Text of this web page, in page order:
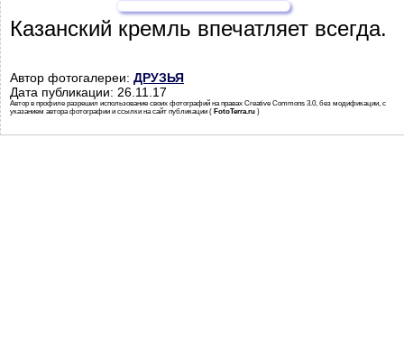
Казанский кремль впечатляет всегда.
Автор фотогалереи: ДРУЗЬЯ
Дата публикации: 26.11.17
Автор в профиле разрешил использование своих фотографий на правах Creative Commons 3.0, без модификации, с
указанием автора фотографии и ссылки на сайт публикации ( FotoTerra.ru )